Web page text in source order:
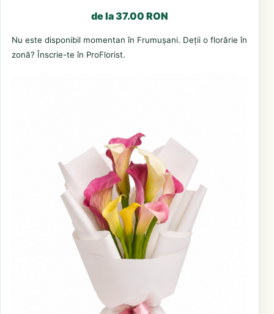
de la 37.00 RON
Nu este disponibil momentan în Frumușani. Deții o florărie în
zonă? Înscrie-te în ProFlorist.